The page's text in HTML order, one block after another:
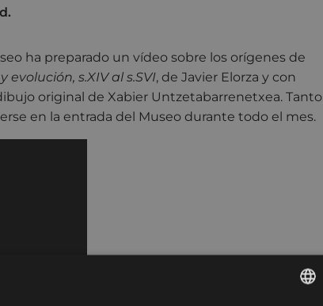
ha preparado un vídeo sobre los orígenes de
evolución, s.XIV al s.SVI, de Javier Elorza y con
original de Xabier Untzetabarrenetxea. Tanto
en la entrada del Museo durante todo el mes.